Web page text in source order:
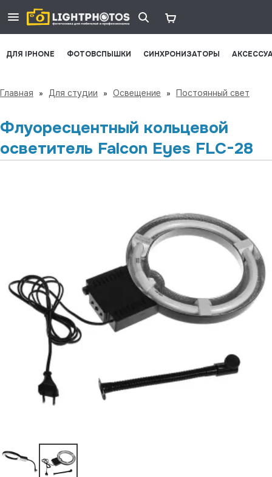
ДЛЯ IPHONE ФОТОВСПЫШКИ СИНХРОНИЗАТОРЫ
Главная » Для студии » Освещение » Постоянный свет
Флуоресцентный кольцевой
осветитель Falcon Eyes FLC-28